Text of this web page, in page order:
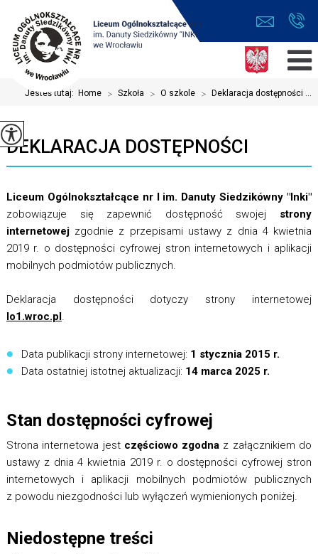
Jesteś tutaj: Home > Szkoła > O szkole > Deklaracja dostępności ...
DEKLARACJA DOSTĘPNOŚCI
Liceum Ogólnokształcące nr I im. Danuty Siedzikówny "Inki"
zobowiązuje się zapewnić dostępność swojej strony
internetowejzgodnie z przepisami ustawy z dnia 4 kwietnia
2019 r. o dostępności cyfrowej stron internetowych i aplikacji
mobilnych podmiotów publicznych.
Deklaracja dostępności dotyczy strony internetowej
lo1.wroc.pl.
Data publikacji strony internetowej: 1 stycznia 2015 r.
Data ostatniej istotnej aktualizacji: 14 marca 2025 r.
Stan dostępności cyfrowej
Strona internetowa jest częściowo zgodna z załącznikiem do
ustawy z dnia 4 kwietnia 2019 r. o dostępności cyfrowej stron
internetowych i aplikacji mobilnych podmiotów publicznych
z powodu niezgodności lub wyłączeń wymienionych poniżej.
Niedostępne treści